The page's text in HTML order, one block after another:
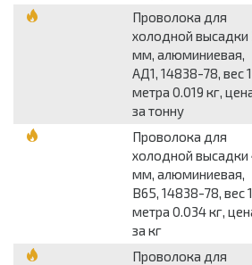
Проволока для
холодной высадки
мм, алюминиевая,
АД1, 14838-78, вес 1
метра 0.019 кг,
за тонну
Проволока для
холодной высадки
мм, алюминиевая,
В65, 14838-78, вес 1
метра 0.034 кг,
за кг
Проволока для